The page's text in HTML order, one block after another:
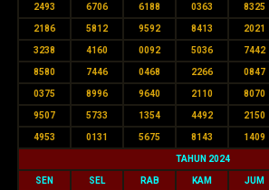
2493 6706 6188 0363 8325
2186 5812 9592 8413 2021
3238 4160 0092 5036 7442
8580 7446 0468 2266 0847
0375 8996 9640 2110 8070
9507 5733 1354 4492 2150
4953 0131 5675 8143 1409
TAHUN 2024
SEN SEL RAB KAM JUM